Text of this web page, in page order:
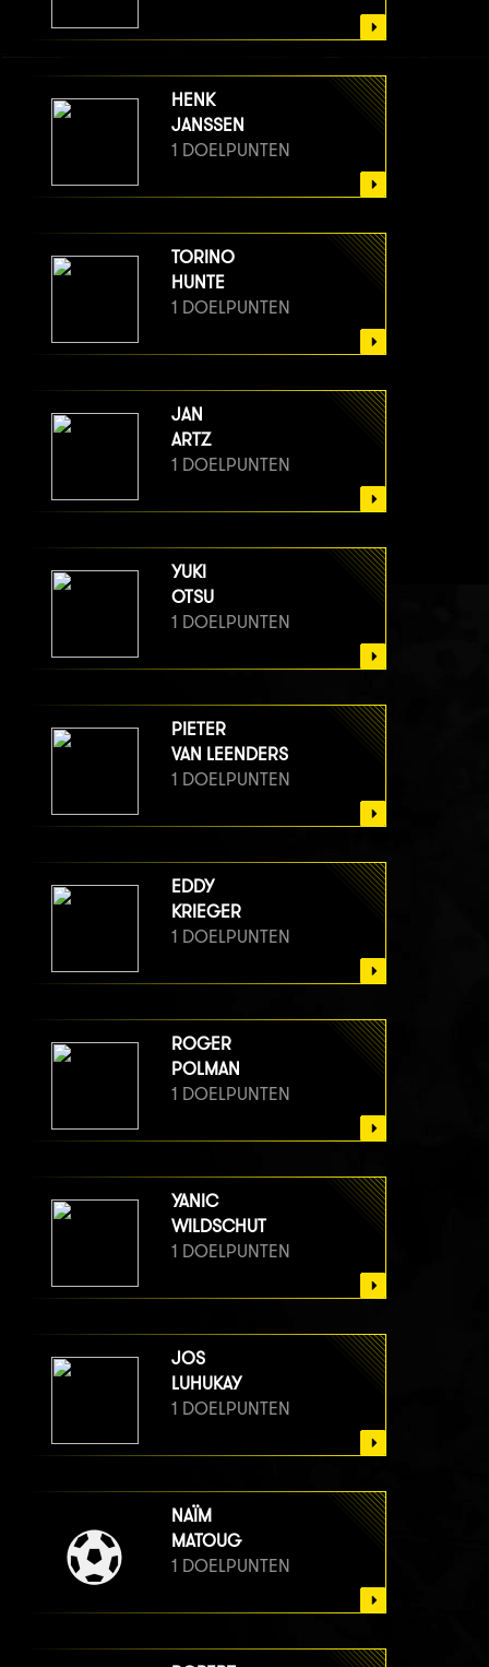
HENK
JANSSEN
1 DOELPUNTEN
TORINO
HUNTE
1 DOELPUNTEN
JAN
ARTZ
1 DOELPUNTEN
YUKI
OTSU
1 DOELPUNTEN
PIETER
VAN LEENDERS
1 DOELPUNTEN
EDDY
KRIEGER
1 DOELPUNTEN
ROGER
POLMAN
1 DOELPUNTEN
YANIC
WILDSCHUT
1 DOELPUNTEN
JOS
LUHUKAY
1 DOELPUNTEN
NAÏM
MATOUG
1 DOELPUNTEN